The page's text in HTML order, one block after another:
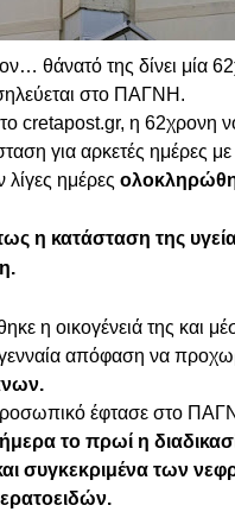
θάνατό της δίνει μία
στο ΠΑΓΝΗ.
cretapost.gr, η 62χρονη
για αρκετές ημέρες με
λίγες ημέρες
η κατάσταση της
η οικογένειά της και
απόφαση να
έφτασε στο
το πρωί η
συγκεκριμένα των